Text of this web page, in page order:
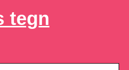
tegn